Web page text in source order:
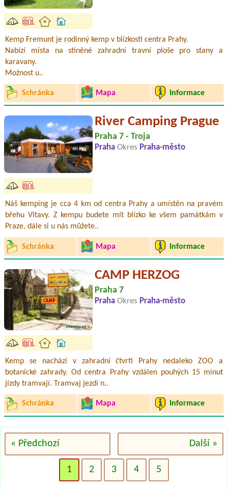
Kemp Fremunt je rodinný kemp v blízkosti centra Prahy.
Nabízí místa na stíněné zahradní travní ploše pro stany a
karavany.
Možnost u..
Schránka Mapa Informace
River Camping Prague
Praha 7 - Troja
Praha Okres Praha-město
Náš kemping je cca 4 km od centra Prahy a umístěn na pravém
břehu Vltavy. Z kempu budete mít blízko ke všem památkám v
Praze, dále si u nás můžete..
Schránka Mapa Informace
CAMP HERZOG
Praha 7
Praha Okres Praha-město
Kemp se nachází v zahradní čtvrti Prahy nedaleko ZOO a
botanické zahrady. Od centra Prahy vzdálen pouhých 15 minut
jízdy tramvají. Tramvaj jezdí n..
Schránka Mapa Informace
« Předchozí Další »
1 2 3 4 5